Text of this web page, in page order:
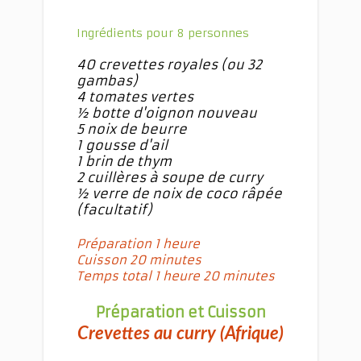
Ingrédients pour 8 personnes
40 crevettes royales (ou 32
gambas)
4 tomates vertes
½ botte d'oignon nouveau
5 noix de beurre
1 gousse d'ail
1 brin de thym
2 cuillères à soupe de curry
½ verre de noix de coco râpée
(facultatif)
Préparation 1 heure
Cuisson 20 minutes
Temps total 1 heure 20 minutes
Préparation et Cuisson
Crevettes au curry (Afrique)